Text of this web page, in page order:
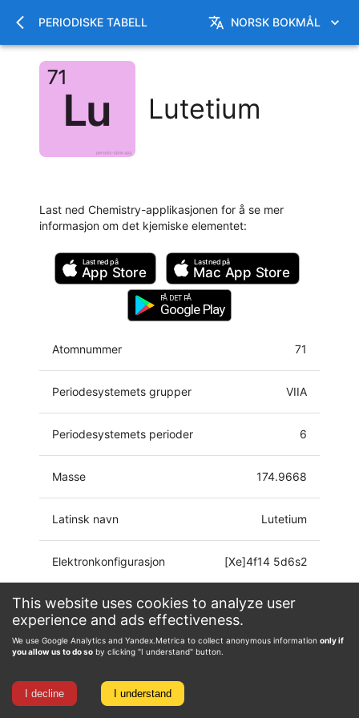
This website uses cookies to analyze user
experience and ads effectiveness.
We use Google Analytics and Yandex.Metrica to collect anonymous information only if
you allow us to do so by clicking "I understand" button.
I decline I understand
PERIODISKE TABELL NORSK BOKMÅL
Lutetium
Last ned Chemistry-applikasjonen for å se mer
informasjon om det kjemiske elementet:
Last ned på
App Store
Last ned på
Mac App Store
FÅ DET PÅ
Google Play
Atomnummer 71
Periodesystemets grupper VIIA
Periodesystemets perioder 6
Masse 174.9668
Latinsk navn Lutetium
Elektronkonfigurasjon [Xe]4f14 5d6s2
Oksidasjonstilstand 0, 1, 2, 3